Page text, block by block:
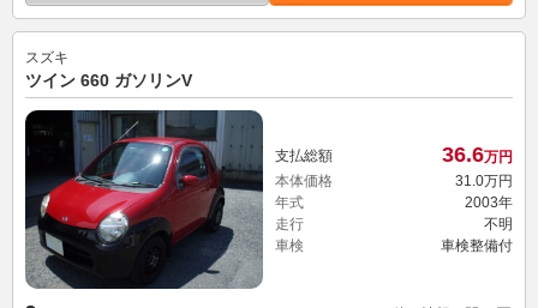
スズキ
ツイン 660 ガソリンV
支払総額 36.6万円
本体価格
31.0万円
年式
2003年
走行
不明
車検
車検整備付